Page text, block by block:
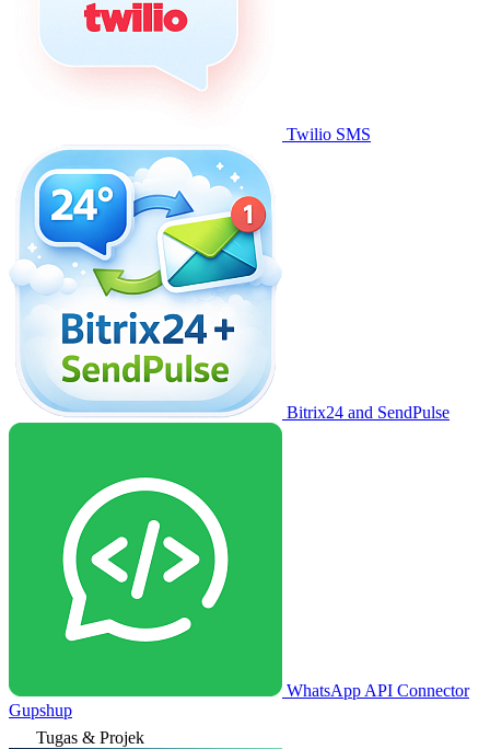
Twilio SMS
Bitrix24 and SendPulse
WhatsApp API Connector
Gupshup
Tugas & Projek